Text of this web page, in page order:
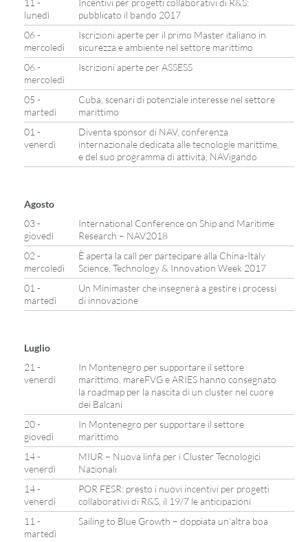
11 -
lunedì
Incentivi per progetti collaborativi di R&S:
pubblicato il bando 2017
06 -
mercoledì
Iscrizioni aperte per il primo Master italiano in
sicurezza e ambiente nel settore marittimo
06 -
mercoledì
Iscrizioni aperte per ASSESS
05 -
martedì
Cuba, scenari di potenziale interesse nel settore
marittimo
01 -
venerdì
Diventa sponsor di NAV, conferenza
internazionale dedicata alle tecnologie marittime,
e del suo programma di attività, NAVigando
Agosto
03 -
giovedì
International Conference on Ship and Maritime
Research – NAV2018
02 -
mercoledì
È aperta la call per partecipare alla China-Italy
Science, Technology & Innovation Week 2017
01 -
martedì
Un Minimaster che insegnerà a gestire i processi
di innovazione
Luglio
21 -
venerdì
In Montenegro per supportare il settore
marittimo. mareFVG e ARIES hanno consegnato
la roadmap per la nascita di un cluster nel cuore
dei Balcani
20 -
giovedì
In Montenegro per supportare il settore
marittimo
14 -
venerdì
MIUR – Nuova linfa per i Cluster Tecnologici
Nazionali
14 -
venerdì
POR FESR: presto i nuovi incentivi per progetti
collaborativi di R&S, il 19/7 le anticipazioni
11 -
martedì
Sailing to Blue Growth – doppiata un’altra boa